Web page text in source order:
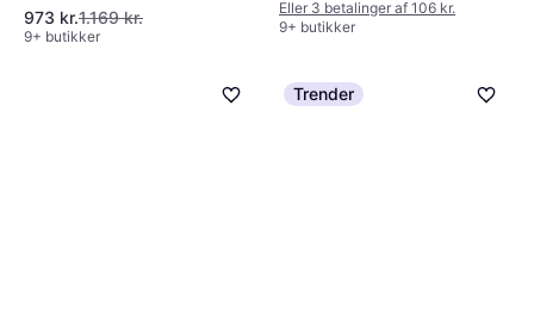
973 kr.1.169 kr.
9+ butikker
Eller 3 betalinger af 106 kr.
9+ butikker
Trender